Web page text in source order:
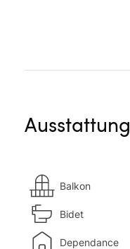
Ausstattung
Balkon
Bidet
Dependance